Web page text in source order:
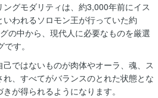
グモダリティは、約3,000年前にイス
われるソロモン王が行っていた約
の中から、現代人に必要なものを厳選
す。
ではないものが肉体やオーラ、魂、ス
れ、すべてがバランスのとれた状態とな
が得られるようになります。